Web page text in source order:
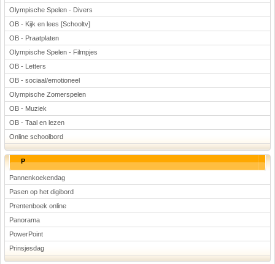
Olympische Spelen - Divers
OB - Kijk en lees [Schooltv]
OB - Praatplaten
Olympische Spelen - Filmpjes
OB - Letters
OB - sociaal/emotioneel
Olympische Zomerspelen
OB - Muziek
OB - Taal en lezen
Online schoolbord
P
Pannenkoekendag
Pasen op het digibord
Prentenboek online
Panorama
PowerPoint
Prinsjesdag